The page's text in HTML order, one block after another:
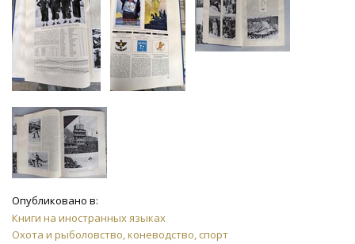
Опубликовано в:
Книги на иностранных языках
Охота и рыболовство, коневодство, спорт